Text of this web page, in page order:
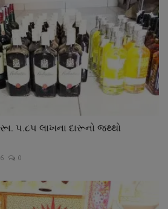
૫.૮૫ લાખના દારૂનો જથ્થો
0